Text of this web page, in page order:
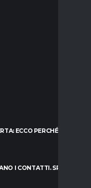
ECCO PERCHÉ
I CONTATTI. SPUNTA